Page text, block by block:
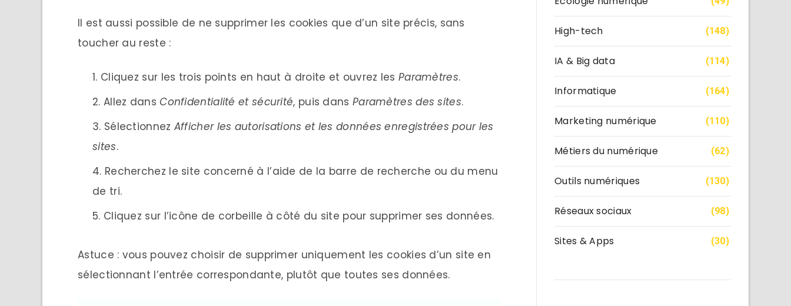
Il est aussi possible de ne supprimer les cookies que d’un site précis, sans
toucher au reste :
Cliquez sur les trois points en haut à droite et ouvrez les Paramètres.
Allez dansConfidentialité et sécurité, puis dans Paramètres des sites.
Sélectionnez Afficher les autorisations et les données enregistrées pour les
sites.
Recherchez le site concerné à l’aide de la barre de recherche ou du menu
de tri.
Cliquez sur l’icône de corbeille à côté du site pour supprimer ses données.
Astuce : vous pouvez choisir de supprimer uniquement les cookies d’un site en
sélectionnant l’entrée correspondante, plutôt que toutes ses données.
High-tech (148)
IA & Big data (114)
Informatique (164)
Marketing numérique (110)
Métiers du numérique (62)
Outils numériques (130)
Réseaux sociaux (98)
Sites & Apps (30)